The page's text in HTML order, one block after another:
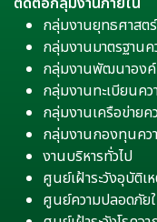
กลุ่มงานยุทธศาสต
กลุ่มงานมาตรฐาน
กลุ่มงานพัฒนาองค์
กลุ่มงานทะเบียนค
กลุ่มงานเครือข่าย
กลุ่มงานกองทุนคว
งานบริหารทั่วไป
ศูนย์เฝ้าระวังอุบัติเ
ศูนย์ความปลอดภัย